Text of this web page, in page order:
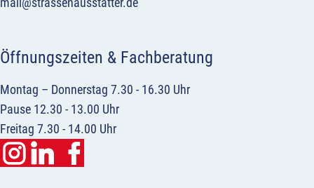
Öffnungszeiten & Fachberatung
Montag – Donnerstag 7.30 - 16.30 Uhr
Pause 12.30 - 13.00 Uhr
Freitag 7.30 - 14.00 Uhr